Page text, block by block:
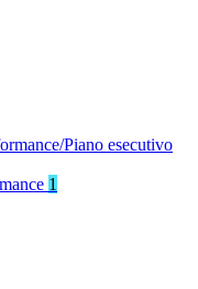
Piano esecutivo
1